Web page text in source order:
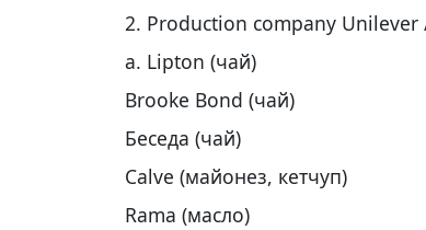
2. Production company Unilever
a. Lipton (чай)
Brooke Bond (чай)
Беседа (чай)
Calve (майонез, кетчуп)
Rama (масло)